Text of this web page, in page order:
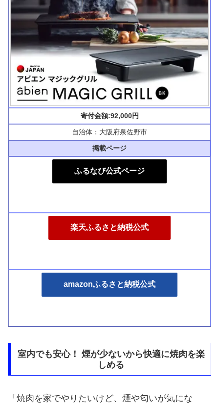
寄付金額:92,000円
自治体：大阪府泉佐野市
掲載ページ
ふるなび公式ページ
楽天ふるさと納税公式
amazonふるさと納税公式
室内でも安心！ 煙が少ないから快適に焼肉を楽
しめる
「焼肉を家でやりたいけど、煙や匂いが気にな